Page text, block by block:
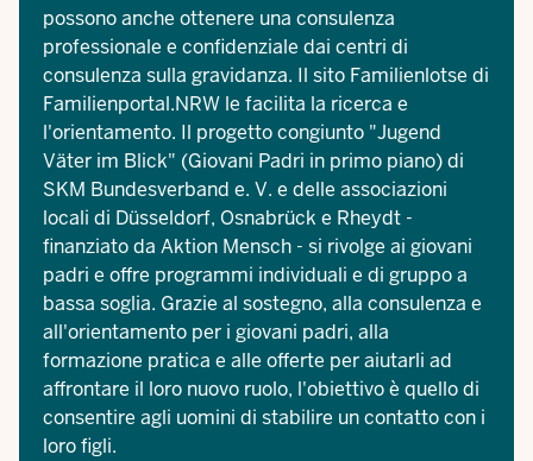
possono anche ottenere una consulenza
professionale e confidenziale dai centri di
consulenza sulla gravidanza. Il sito Familienlotse di
Familienportal.NRW le facilita la ricerca e
l'orientamento. Il progetto congiunto "Jugend
Väter im Blick" (Giovani Padri in primo piano) di
SKM Bundesverband e. V. e delle associazioni
locali di Düsseldorf, Osnabrück e Rheydt -
finanziato da Aktion Mensch - si rivolge ai giovani
padri e offre programmi individuali e di gruppo a
bassa soglia. Grazie al sostegno, alla consulenza e
all'orientamento per i giovani padri, alla
formazione pratica e alle offerte per aiutarli ad
affrontare il loro nuovo ruolo, l'obiettivo è quello di
consentire agli uomini di stabilire un contatto con i
loro figli.